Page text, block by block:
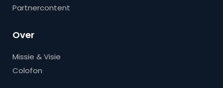
Partnercontent
Over
Missie & Visie
Colofon